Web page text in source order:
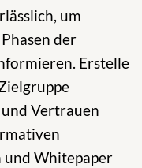
um
der
Erstelle
Vertrauen
Whitepaper